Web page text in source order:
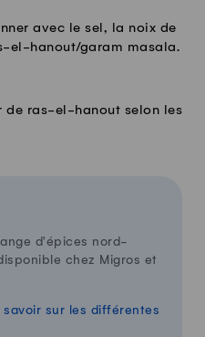
avec le sel, la noix de
el-hanout/garam masala.
de ras-el-hanout selon les
d'épices nord-
chez Migros et
sur les différentes